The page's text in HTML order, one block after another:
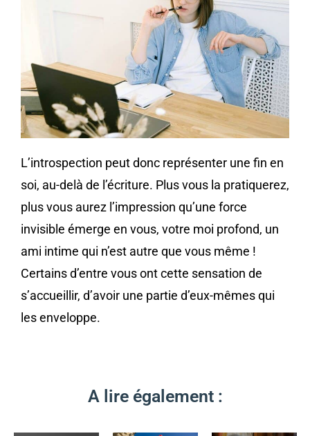
L’introspection peut donc représenter une fin en
soi, au-delà de l’écriture. Plus vous la pratiquerez,
plus vous aurez l’impression qu’une force
invisible émerge en vous, votre moi profond, un
ami intime qui n’est autre que vous même !
Certains d’entre vous ont cette sensation de
s’accueillir, d’avoir une partie d’eux-mêmes qui
les enveloppe.
A lire également :